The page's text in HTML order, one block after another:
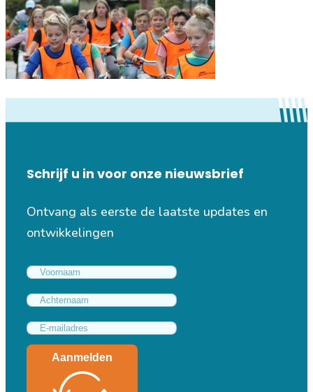
Schrijf u in voor onze nieuwsbrief
Ontvang als eerste de laatste updates en
ontwikkelingen
Aanmelden